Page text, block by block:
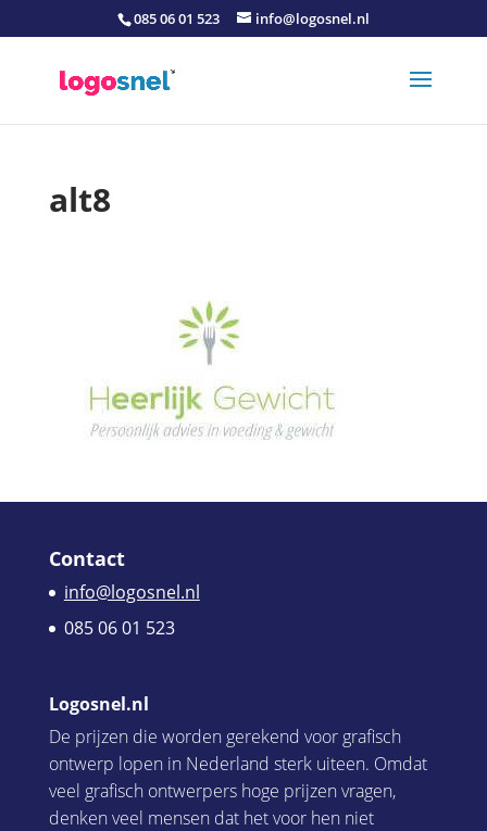
085 06 01 523 info@logosnel.nl
alt8
Contact
info@logosnel.nl
085 06 01 523
Logosnel.nl
De prijzen die worden gerekend voor grafisch
ontwerp lopen in Nederland sterk uiteen. Omdat
veel grafisch ontwerpers hoge prijzen vragen,
denken veel mensen dat het voor hen niet